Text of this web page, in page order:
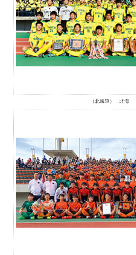
（北海道） 北海